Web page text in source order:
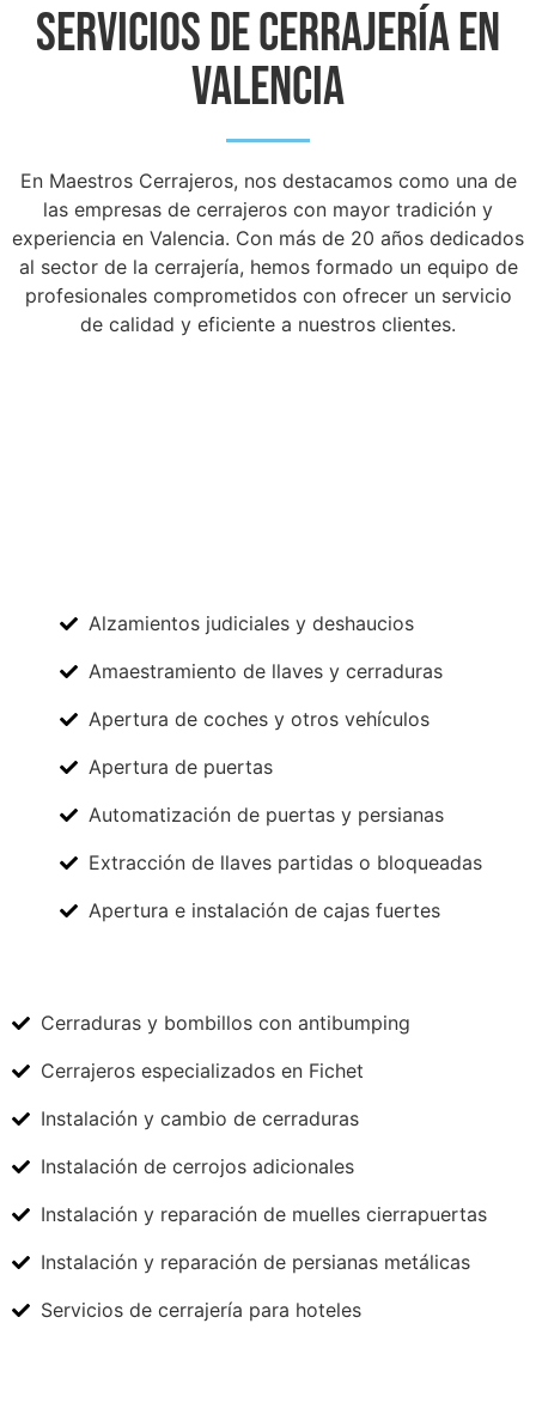
Servicios de cerrajería en
Valencia
En Maestros Cerrajeros, nos destacamos como una de
las empresas de cerrajeros con mayor tradición y
experiencia en Valencia. Con más de 20 años dedicados
al sector de la cerrajería, hemos formado un equipo de
profesionales comprometidos con ofrecer un servicio
de calidad y eficiente a nuestros clientes.
Alzamientos judiciales y deshaucios
Amaestramiento de llaves y cerraduras
Apertura de coches y otros vehículos
Apertura de puertas
Automatización de puertas y persianas
Extracción de llaves partidas o bloqueadas
Apertura e instalación de cajas fuertes
Cerraduras y bombillos con antibumping
Cerrajeros especializados en Fichet
Instalación y cambio de cerraduras
Instalación de cerrojos adicionales
Instalación y reparación de muelles cierrapuertas
Instalación y reparación de persianas metálicas
Servicios de cerrajería para hoteles